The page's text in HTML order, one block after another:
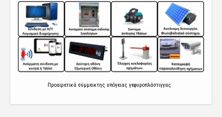
Προαιρετικά σύμμεικτης υπόγειας γεφυροπλάστιγγας